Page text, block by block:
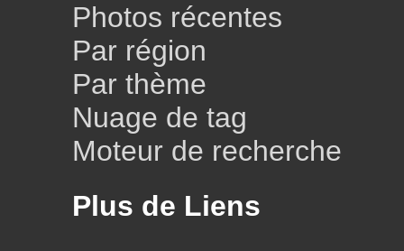
Photos récentes
Par région
Par thème
Nuage de tag
Moteur de recherche
Plus de Liens